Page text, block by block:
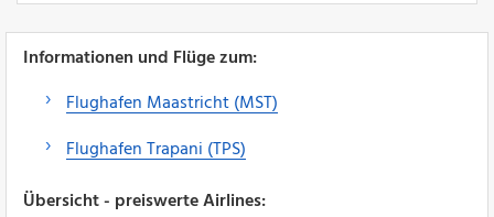
Informationen und Flüge zum:
Flughafen Maastricht (MST)
Flughafen Trapani (TPS)
Übersicht - preiswerte Airlines: